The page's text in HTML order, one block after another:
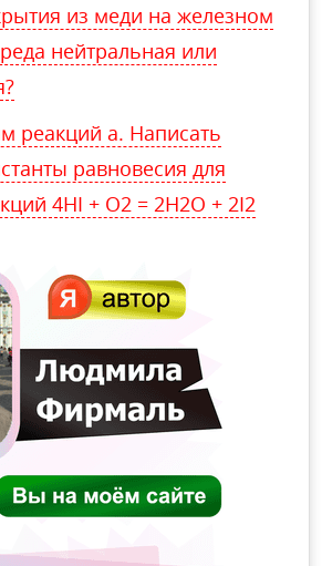
из меди на железном
нейтральная или
реакций a. Написать
равновесия для
4НI + O2 = 2Н2О + 2I2